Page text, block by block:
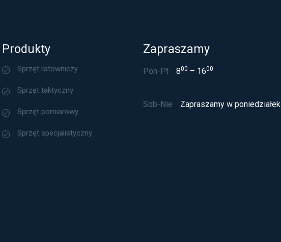
Produkty
Sprzęt ratowniczy
Sprzęt taktyczny
Sprzęt pomiarowy
Sprzęt specjalistyczny
Zapraszamy
Pon-Pt 800 – 1600
Sob-Nie Zapraszamy w poniedziałek